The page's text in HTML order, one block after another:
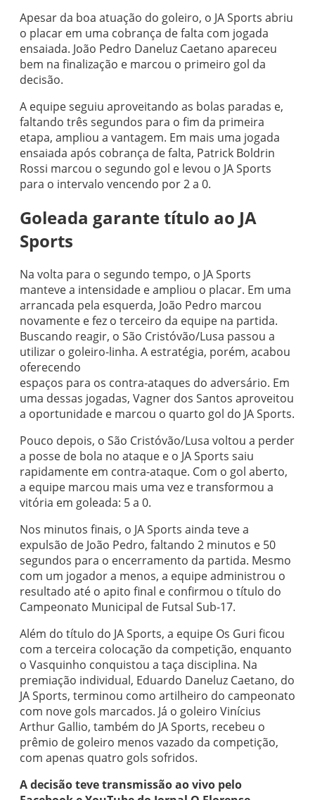
Apesar da boa atuação do goleiro, o JA Sports abriu
o placar em uma cobrança de falta com jogada
ensaiada. João Pedro Daneluz Caetano apareceu
bem na finalização e marcou o primeiro gol da
decisão.
A equipe seguiu aproveitando as bolas paradas e,
faltando três segundos para o fim da primeira
etapa, ampliou a vantagem. Em mais uma jogada
ensaiada após cobrança de falta, Patrick Boldrin
Rossi marcou o segundo gol e levou o JA Sports
para o intervalo vencendo por 2 a 0.
Goleada garante título ao JA
Sports
Na volta para o segundo tempo, o JA Sports
manteve a intensidade e ampliou o placar. Em uma
arrancada pela esquerda, João Pedro marcou
novamente e fez o terceiro da equipe na partida.
Buscando reagir, o São Cristóvão/Lusa passou a
utilizar o goleiro-linha. A estratégia, porém, acabou
oferecendo
espaços para os contra-ataques do adversário. Em
uma dessas jogadas, Vagner dos Santos aproveitou
a oportunidade e marcou o quarto gol do JA Sports.
Pouco depois, o São Cristóvão/Lusa voltou a perder
a posse de bola no ataque e o JA Sports saiu
rapidamente em contra-ataque. Com o gol aberto,
a equipe marcou mais uma vez e transformou a
vitória em goleada: 5 a 0.
Nos minutos finais, o JA Sports ainda teve a
expulsão de João Pedro, faltando 2 minutos e 50
segundos para o encerramento da partida. Mesmo
com um jogador a menos, a equipe administrou o
resultado até o apito final e confirmou o título do
Campeonato Municipal de Futsal Sub-17.
Além do título do JA Sports, a equipe Os Guri ficou
com a terceira colocação da competição, enquanto
o Vasquinho conquistou a taça disciplina. Na
premiação individual, Eduardo Daneluz Caetano, do
JA Sports, terminou como artilheiro do campeonato
com nove gols marcados. Já o goleiro Vinícius
Arthur Gallio, também do JA Sports, recebeu o
prêmio de goleiro menos vazado da competição,
com apenas quatro gols sofridos.
A decisão teve transmissão ao vivo pelo